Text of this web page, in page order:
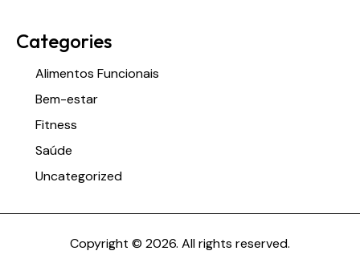
Categories
Alimentos Funcionais
Bem-estar
Fitness
Saúde
Uncategorized
Copyright © 2026. All rights reserved.